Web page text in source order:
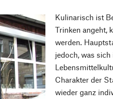
Kulinarisch ist
Trinken angeht,
werden.
jedoch, was
Charakter der
wieder ganz